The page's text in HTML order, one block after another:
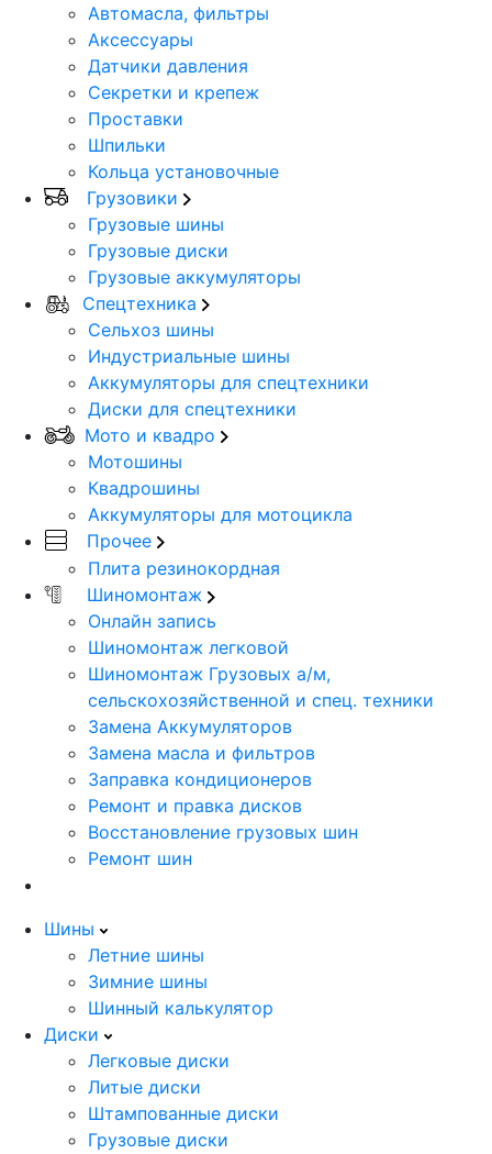
Автомасла, фильтры
Аксессуары
Датчики давления
Секретки и крепеж
Проставки
Шпильки
Кольца установочные
Грузовики
Грузовые шины
Грузовые диски
Грузовые аккумуляторы
Спецтехника
Сельхоз шины
Индустриальные шины
Аккумуляторы для спецтехники
Диски для спецтехники
Мото и квадро
Мотошины
Квадрошины
Аккумуляторы для мотоцикла
Прочее
Плита резинокордная
Шиномонтаж
Онлайн запись
Шиномонтаж легковой
Шиномонтаж Грузовых а/м,
сельскохозяйственной и спец. техники
Замена Аккумуляторов
Замена масла и фильтров
Заправка кондиционеров
Ремонт и правка дисков
Восстановление грузовых шин
Ремонт шин
Шины
Летние шины
Зимние шины
Шинный калькулятор
Диски
Легковые диски
Литые диски
Штампованные диски
Грузовые диски